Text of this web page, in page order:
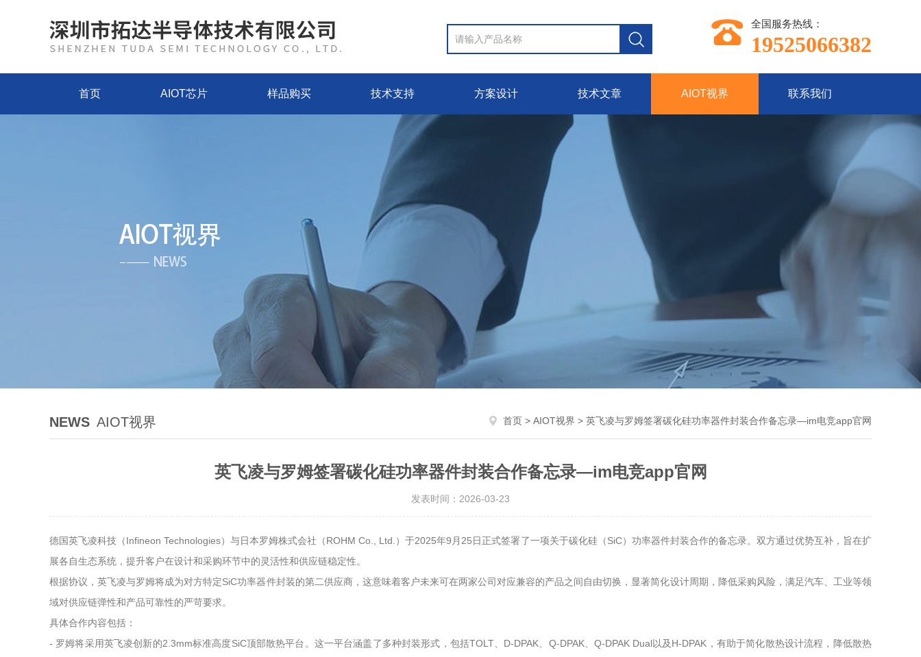
全国服务热线：
19525066382
首页 AIOT芯片 样品购买 技术支持 方案设计 技术文章 AIOT视界 联系我们
NEWS AIOT视界 首页 > AIOT视界 > 英飞凌与罗姆签署碳化硅功率器件封装合作备忘录—im电竞app官网
英飞凌与罗姆签署碳化硅功率器件封装合作备忘录—im电竞app官网
发表时间：2026-03-23
德国英飞凌科技（Infineon Technologies）与日本罗姆株式会社（ROHM Co., Ltd.）于2025年9月25日正式签署了一项关于碳化硅（SiC）功率器件封装合作的备忘录。双方通过优势互补，旨在扩
展各自生态系统，提升客户在设计和采购环节中的灵活性和供应链稳定性。
根据协议，英飞凌与罗姆将成为对方特定SiC功率器件封装的第二供应商，这意味着客户未来可在两家公司对应兼容的产品之间自由切换，显著简化设计周期，降低采购风险，满足汽车、工业等领
域对供应链弹性和产品可靠性的严苛要求。
具体合作内容包括：
- 罗姆将采用英飞凌创新的2.3mm标准高度SiC顶部散热平台。这一平台涵盖了多种封装形式，包括TOLT、D-DPAK、Q-DPAK、Q-DPAK Dual以及H-DPAK，有助于简化散热设计流程，降低散热